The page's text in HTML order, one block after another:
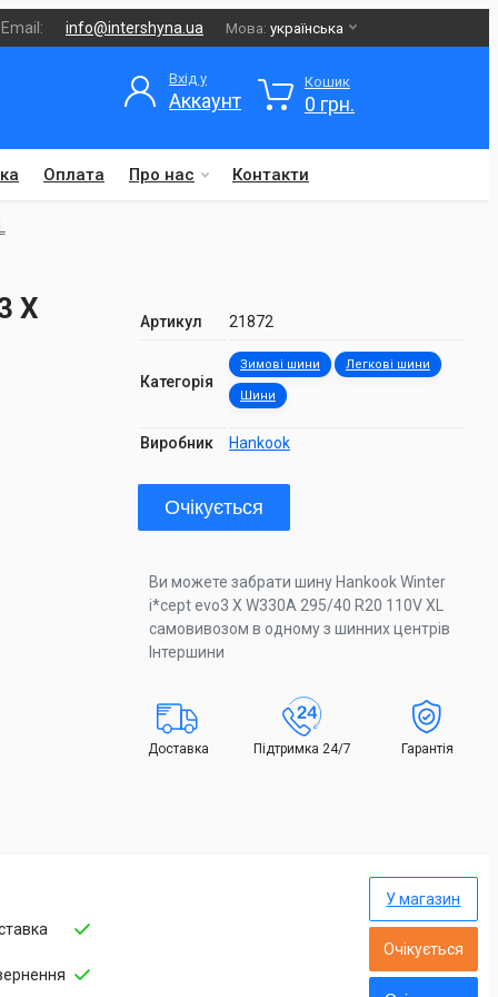
Email: info@intershyna.ua Мова: українська
Оплата Про нас Контакти
Вхід у
Аккаунт
Кошик
0 грн.
X
Артикул 21872
Категорія
Зимові шини Легкові шини
Шини
Виробник Hankook
Очікується
Ви можете забрати шину Hankook Winter
i*cept evo3 X W330A 295/40 R20 110V XL
самовивозом в одному з шинних центрів
Інтершини
Доставка Підтримка 24/7 Гарантія
У магазин
Очікується